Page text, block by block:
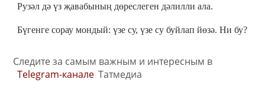
Рузәл дә үз җавабының дөреслеген дәлилли ала.
Бүгенге сорау мондый: үзе су, үзе су буйлап йөзә. Ни бу?
Следите за самым важным и интересным в
Telegram-канале Татмедиа